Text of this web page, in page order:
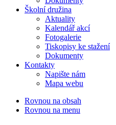
Školní družina
Aktuality
Kalendář akcí
Fotogalerie
Tiskopisy ke stažení
Dokumenty
Kontakty
Napište nám
Mapa webu
Rovnou na obsah
Rovnou na menu